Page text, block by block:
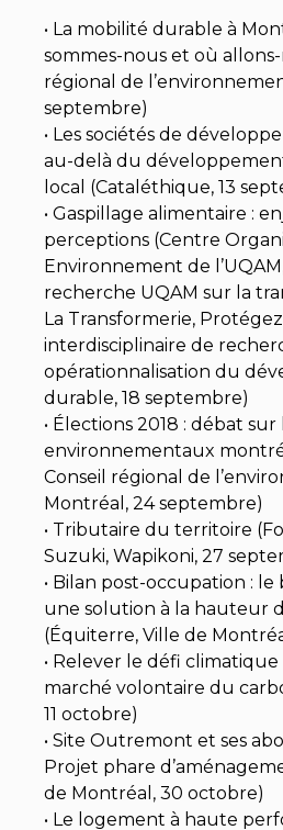
• La mobilité durable à
sommes-nous et où allons-
régional de
septembre)
• Les sociétés de
au-delà du
local (Cataléthique, 13
• Gaspillage alimentaire :
perceptions (Centre
Environnement de
recherche UQAM sur la
La Transformerie,
interdisciplinaire de
opérationnalisation du
durable, 18 septembre)
• Élections 2018 : débat
environnementaux
Conseil régional de
Montréal, 24 septembre)
• Tributaire du territoire
Suzuki, Wapikoni, 27
• Bilan post-occupation :
une solution à la hauteur
(Équiterre, Ville de
• Relever le défi
marché volontaire du
11 octobre)
• Site Outremont et ses
Projet phare
de Montréal, 30 octobre)
• Le logement à haute